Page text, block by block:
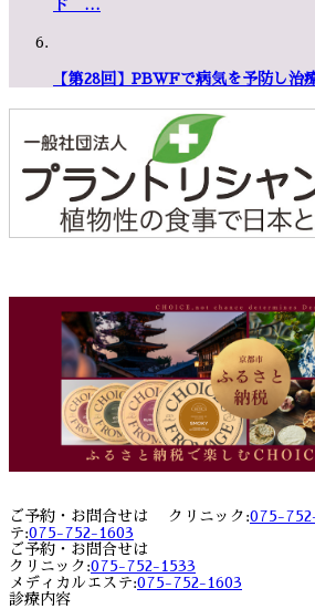
ド …
【第28回】PBWFで病気を予防し
ご予約・お問合せは クリニック:075-
テ:075-752-1603
ご予約・お問合せは
クリニック:075-752-1533
メディカルエステ:075-752-1603
診療内容